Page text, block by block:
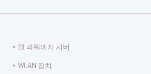
델 파워에지 서버
WLAN 장치